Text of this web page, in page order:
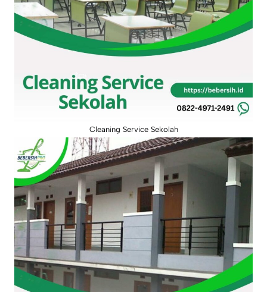
Cleaning Service Sekolah